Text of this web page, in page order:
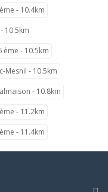
- 10.4km
10.5km
ème - 10.5km
Mesnil - 10.5km
- 10.8km
- 11.2km
- 11.4km